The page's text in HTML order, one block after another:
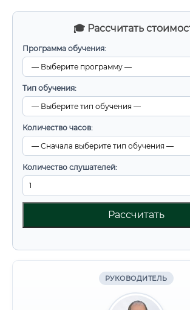
🎓 Рассчитать
Программа обучения:
Тип обучения:
Количество часов:
Количество слушателей:
Рассчитать
РУКОВОДИТЕЛЬ